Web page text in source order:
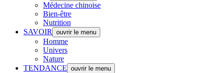
Médecine chinoise
Bien-être
Nutrition
SAVOIR
ouvrir le menu
Homme
Univers
Nature
TENDANCE ouvrir le menu